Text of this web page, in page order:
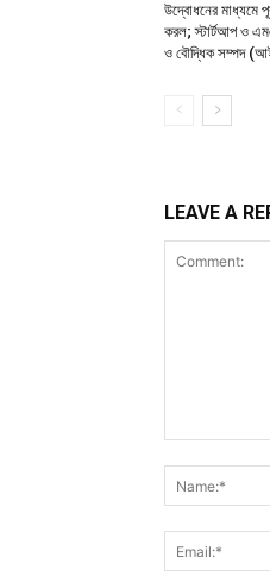
উদ্বোধনের মাধ্যমে
করল; স্টার্টআপ ও
ও বৌদ্ধিক সম্পদ
LEAVE A